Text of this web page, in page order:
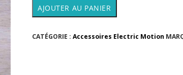
quantité
de
PRB
AJOUTER AU PANIER
CATÉGORIE : Accessoires Electric Motion